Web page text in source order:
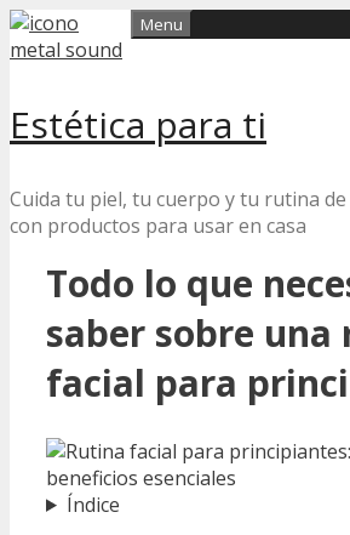
Skip
to
Estética para ti
Cuida tu piel, tu cuerpo y tu rutina de
con productos para usar en casa
Menu
Todo lo que
saber sobre una
facial para
Índice